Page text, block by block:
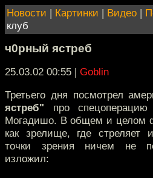
Новости | Картинки | Видео |
клуб
ч0рный ястреб
25.03.02 00:55 | Goblin
Третьего дня посмотрел
ястреб" про
Могадишо. В общем и целом
как зрелище, где стреляет
точки зрения ничем не
изложил: